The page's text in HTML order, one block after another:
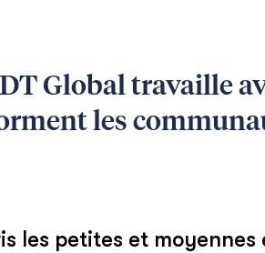
Global travaille
les
les petites et moyennes